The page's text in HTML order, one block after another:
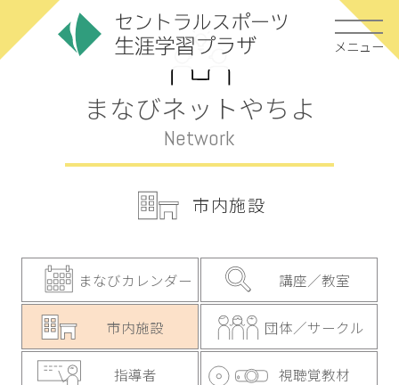
メニュー
まなびネットやちよ
Network
市内施設
まなびカレンダー 講座／教室
市内施設 団体／サークル
指導者 視聴覚教材